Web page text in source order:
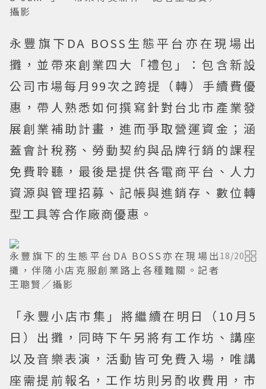
攝影
永豐旗下DA BOSS生態平台亦在現場出
攤，並帶來創業四大「禮包」：包含新設
公司市場每月99次之跨提（轉）手續費優
惠，帶人熟悉如何撰寫針對台北市產業發
展創業補助計畫，進而爭取營運資金；涵
蓋會計稅務、勞動契約與品牌行銷的課程
免費聆聽，最後是提供各電商平台、人力
資源與管理招募、記帳與進銷存、數位轉
型工具等合作廠商優惠。
永豐旗下的生態平台DA BOSS亦在現場出
攤，伴隨小店克服創業路上各種難關。記者
王聰賢／攝影
18/20
「永豐小店市集」將繼續在明日（10月5
日）出攤，同時下午另將有工作坊、講座
以及音樂表演，活動皆可免費入場，唯講
座需提前報名，工作坊則另酌收費用，市